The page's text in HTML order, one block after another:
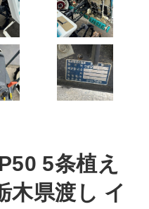
5条植え
県渡し イ